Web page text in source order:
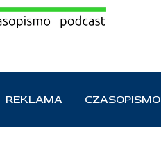
REKLAMA CZASOPISMO